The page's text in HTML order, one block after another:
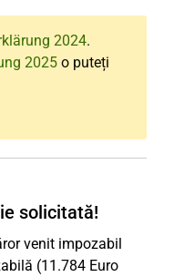
2024.
2025 o puteți
solicitată!
venit impozabil
(11.784 Euro